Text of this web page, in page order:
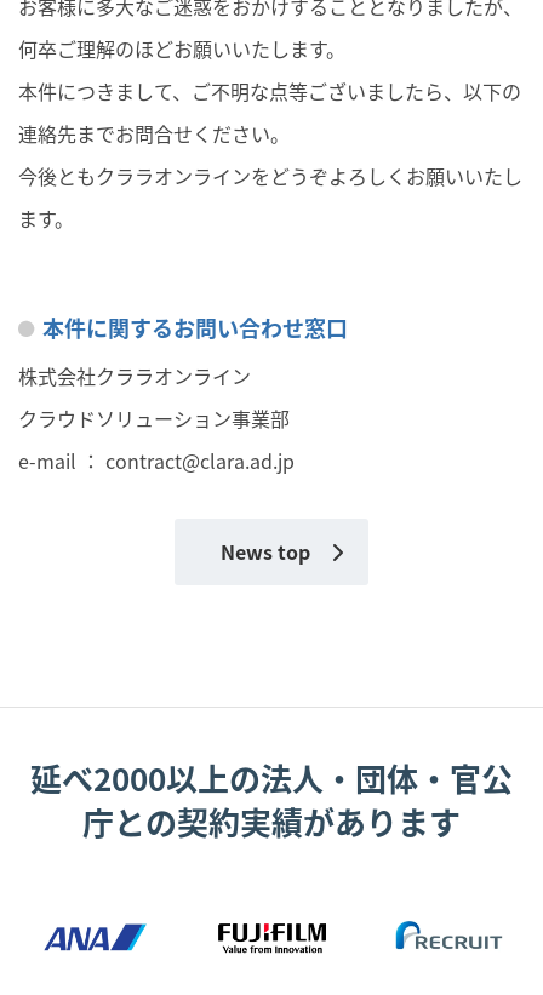
お客様に多大なご迷惑をおかけすることとなりましたが、
何卒ご理解のほどお願いいたします。
本件につきまして、ご不明な点等ございましたら、以下の
連絡先までお問合せください。
今後ともクララオンラインをどうぞよろしくお願いいたし
ます。
本件に関するお問い合わせ窓口
株式会社クララオンライン
クラウドソリューション事業部
e-mail ： contract@clara.ad.jp
News top
延べ2000以上の法人・団体・官公
庁との契約実績があります